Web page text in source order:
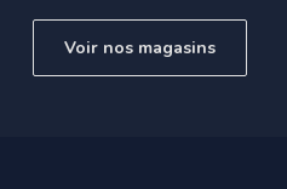
Voir nos magasins